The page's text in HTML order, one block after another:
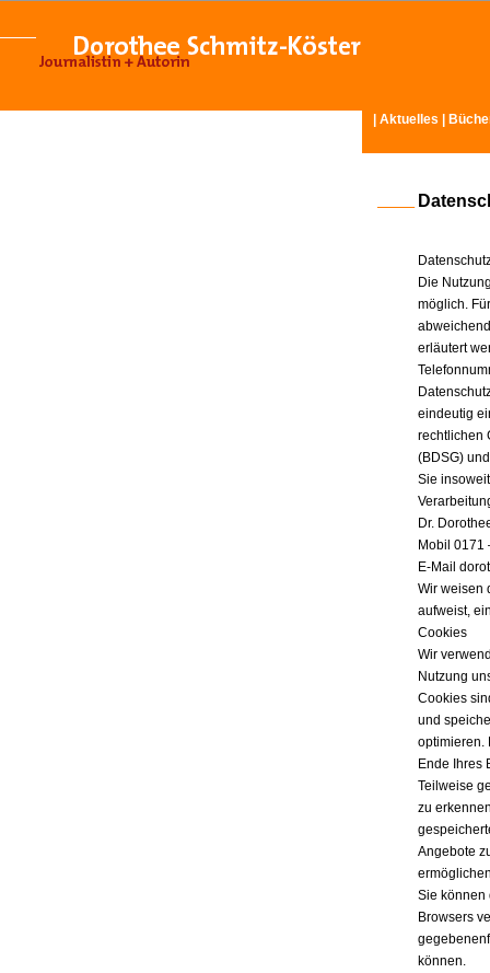
Aktuelles
Die
möglich.
erläutert
eindeutig
rechtlichen
(BDSG)
Sie
Dr.
Mobil 0171
E-Mail
Wir weisen
aufweist,
Cookies
Wir
Nutzung
Cookies
und
optimieren.
Ende Ihres
Teilweise
zu
Angebote
Sie können
Browsers
können.